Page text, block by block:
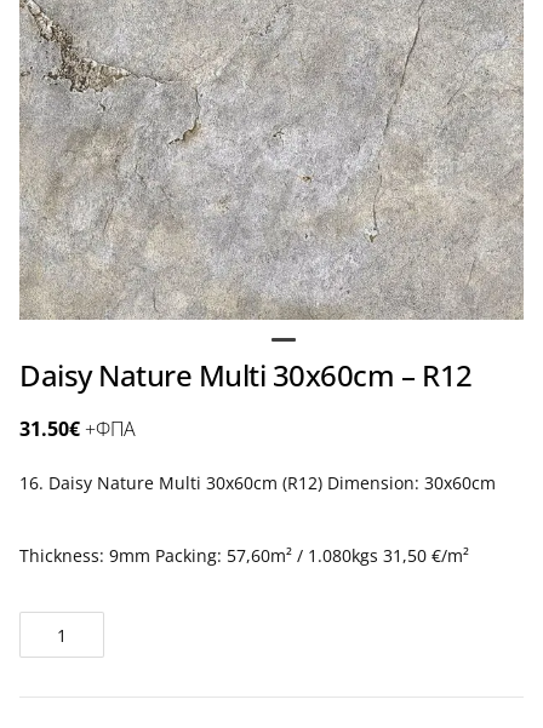
Daisy Nature Multi 30x60cm – R12
31.50€+ΦΠΑ
16. Daisy Nature Multi 30x60cm (R12) Dimension: 30x60cm
Thickness: 9mm Packing: 57,60m² / 1.080kgs 31,50 €/m²
Daisy
Nature
Multi